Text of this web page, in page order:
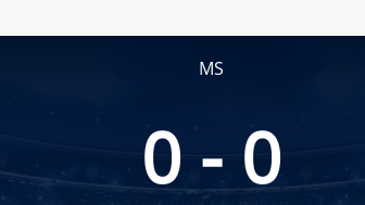
MS
0 - 0